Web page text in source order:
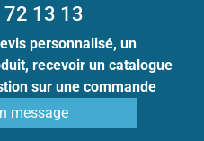
13 13
personnalisé, un
recevoir un catalogue
sur une commande
message